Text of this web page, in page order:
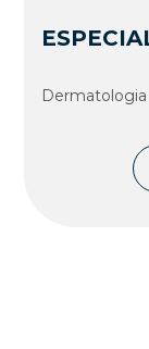
Dermatologia